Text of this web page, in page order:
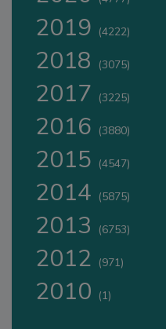
2019 (4222)
2018 (3075)
2017 (3225)
2016 (3880)
2015 (4547)
2014 (5875)
2013 (6753)
2012 (971)
2010 (1)